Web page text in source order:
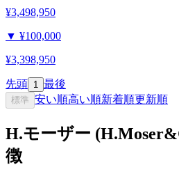
¥3,498,950
▼ ¥100,000
¥3,398,950
先頭 1 最後
標準 安い順高い順新着順更新順
H.モーザー
徴